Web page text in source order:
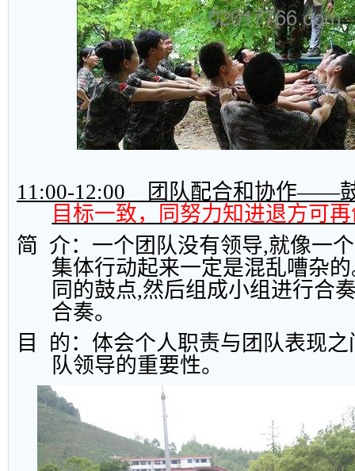
11:00-12:00
团队配合和协作——
目标一致，同努力知进退方可
简 介：一个团队没有领导,就像一
集体行动起来一定是混乱嘈杂
同的鼓点,然后组成小组进行合
合奏。
目
的：体会个人职责与团队表现
队领导的重要性。